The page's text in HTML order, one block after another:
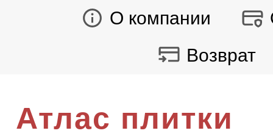
О компании
Возврат
Атлас плитки